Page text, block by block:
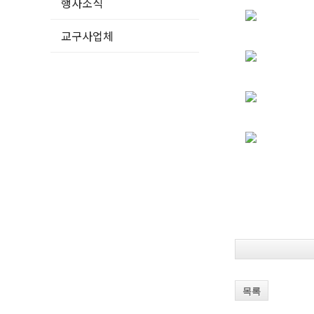
교구사업체
목록